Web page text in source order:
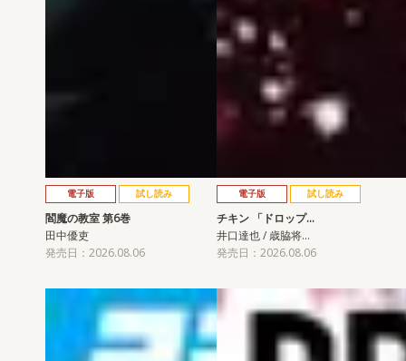
電子版 試し読み
閻魔の教室 第6巻
田中優吏
発売日：2026.08.06
電子版 試し読み
チキン 「ドロップ…
井口達也 / 歳脇将…
発売日：2026.08.06